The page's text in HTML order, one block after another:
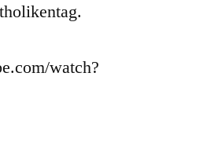
watch?